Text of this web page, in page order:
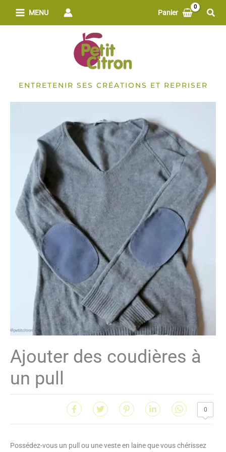
MENU Panier
ENTRETENIR SES CRÉATIONS ET REPRISER
Ajouter des coudières à
un pull
0
Possédez-vous un pull ou une veste en laine que vous chérissez